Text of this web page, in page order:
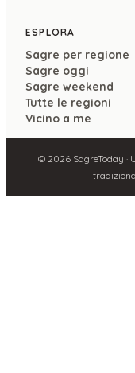
ESPLORA
Sagre per regione
Sagre oggi
Sagre weekend
Tutte le regioni
Vicino a me
© 2026SagreToday ·